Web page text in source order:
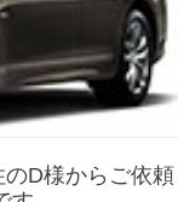
D様からご依頼